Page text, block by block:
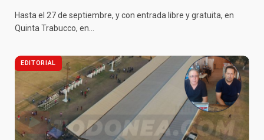
Hasta el 27 de septiembre, y con entrada libre y gratuita, en
Quinta Trabucco, en…
EDITORIAL